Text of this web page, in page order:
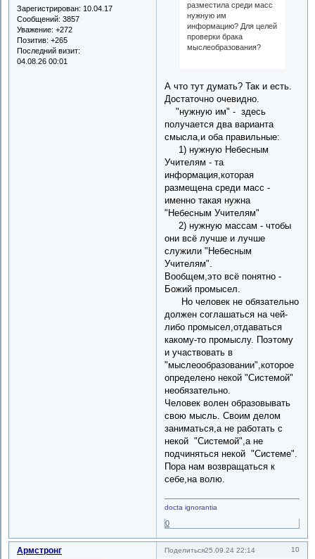
Зарегистрирован: 10.04.17
Сообщений: 3857
Уважение: +272
Позитив: +265
Последний визит:
04.08.26 00:01
разместила среди масс
нужную им
информацию? Для целей
проверки брака
мыслеобразования?
А что тут думать? Так и есть.
Достаточно очевидно.
"нужную им" - здесь
получается два варианта
смысла,и оба правильные:
1) нужную Небесным
Учителям - та
информация,которая
размещена среди масс -
именно такая нужна
"Небесным Учителям"
2) нужную массам - чтобы
они всё лучше и лучше
служили "Небесным
Учителям".
Вообщем,это всё понятно -
Божий промысел.
Но человек не обязательно
должен соглашаться на чей-
либо промысел,отдаваться
какому-то промыслу. Поэтому
и участвовать в
"мыслеообразовании",которое
определено некой "Системой"
необязательно.
Человек волен образовывать
свою мысль. Своим делом
заниматься,а не работать с
некой "Системой",а не
подчиняться некой "Системе".
Пора нам возвращаться к
себе,на волю.
docta ignorantia
0
Поделиться 10
25.09.24 22:14
Армстронг